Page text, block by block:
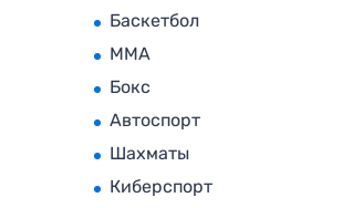
Баскетбол
MMA
Бокс
Автоспорт
Шахматы
Киберспорт